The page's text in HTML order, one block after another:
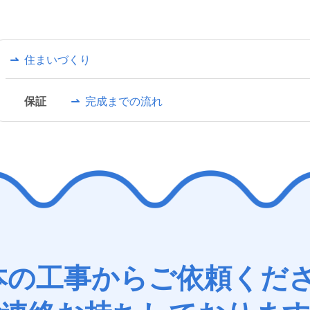
住まいづくり
保証 完成までの流れ
の工事からご依頼くだ